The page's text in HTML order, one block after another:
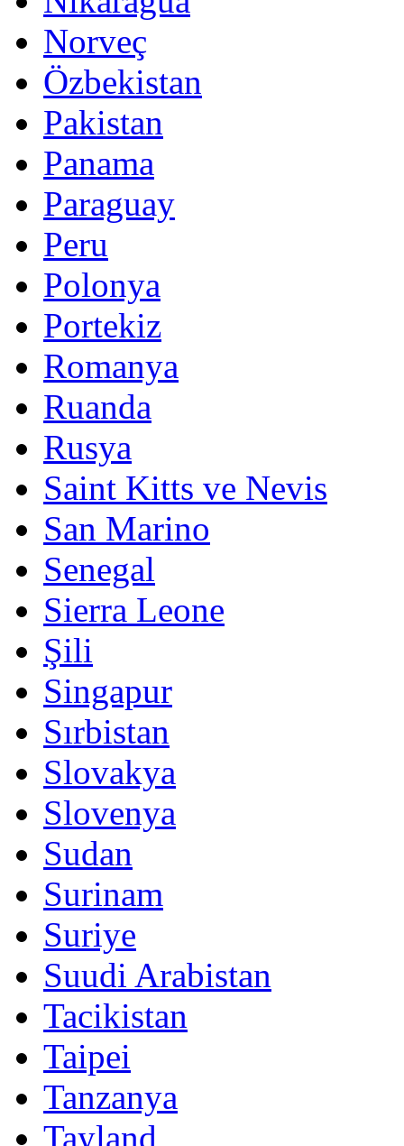
Norveç
Özbekistan
Pakistan
Panama
Paraguay
Peru
Polonya
Portekiz
Romanya
Ruanda
Rusya
Saint Kitts ve Nevis
San Marino
Senegal
Sierra Leone
Şili
Singapur
Sırbistan
Slovakya
Slovenya
Sudan
Surinam
Suriye
Suudi Arabistan
Tacikistan
Taipei
Tanzanya
Tayland